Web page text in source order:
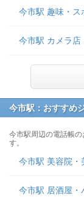
今市駅 趣味・ス
今市駅 カメラ店
今市駅：おすすめ
今市駅周辺の電話帳
す。
今市駅 美容院・
今市駅 居酒屋・